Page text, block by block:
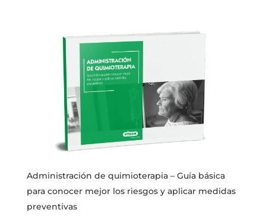
Administración de quimioterapia – Guía básica
para conocer mejor los riesgos y aplicar medidas
preventivas